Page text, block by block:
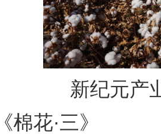
新纪元产业
花·三》